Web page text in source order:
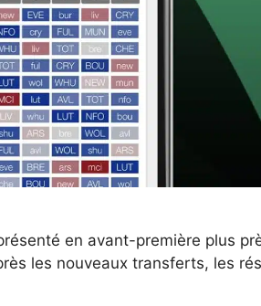
en avant-première plus
les nouveaux transferts, les